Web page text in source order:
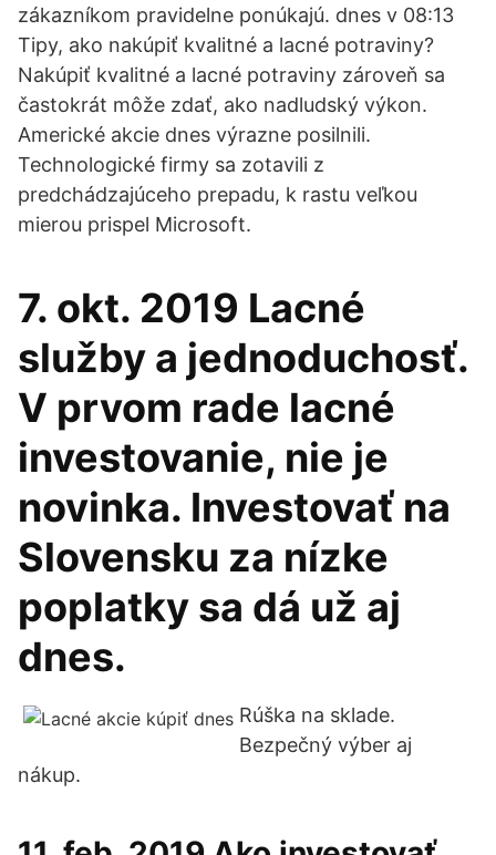
zákazníkom pravidelne ponúkajú. dnes v 08:13
Tipy, ako nakúpiť kvalitné a lacné potraviny?
Nakúpiť kvalitné a lacné potraviny zároveň sa
častokrát môže zdať, ako nadludský výkon.
Americké akcie dnes výrazne posilnili.
Technologické firmy sa zotavili z
predchádzajúceho prepadu, k rastu veľkou
mierou prispel Microsoft.
7. okt. 2019 Lacné
služby a jednoduchosť.
V prvom rade lacné
investovanie, nie je
novinka. Investovať na
Slovensku za nízke
poplatky sa dá už aj
dnes.
Rúška na sklade.
Bezpečný výber aj
nákup.